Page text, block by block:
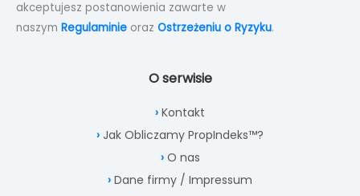
akceptujesz postanowienia zawarte w
naszym Regulaminie oraz Ostrzeżeniu o Ryzyku.
O serwisie
Kontakt
Jak Obliczamy PropIndeks™?
O nas
Dane firmy / Impressum